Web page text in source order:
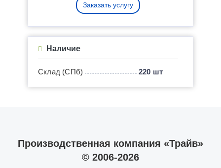
Заказать услугу
Наличие
Склад (СПб) 220 шт
Производственная компания «Трайв»
© 2006-2026